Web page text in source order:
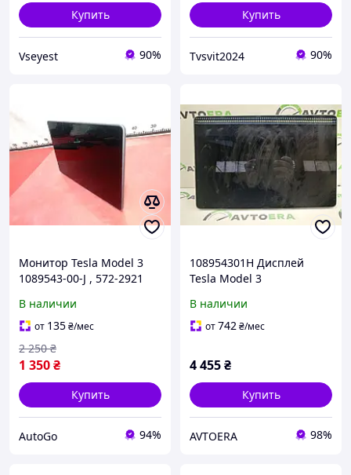
Купить
Vseyest 90%
Купить
Tvsvit2024 90%
Монитор Tesla Model 3
1089543-00-J , 572-2921
В наличии
от 135₴/мес
1 350₴
2 250 ₴
Купить
AutoGo 94%
108954301H Дисплей
Tesla Model 3
В наличии
от742₴/мес
4 455₴
Купить
AVTOERA 98%